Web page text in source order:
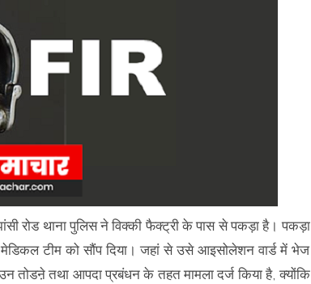
रोड थाना पुलिस ने विक्की फैक्ट्री के पास से पकड़ा है। पकड़ा
टीम को सौंप दिया। जहां से उसे आइसोलेशन वार्ड में भेज
तोडऩे तथा आपदा प्रबंधन के तहत मामला दर्ज किया है, क्योंकि